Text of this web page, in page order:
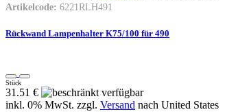
Artikelcode: 6221RLH491
Rückwand Lampenhalter K75/100 für 490
Stück
31.51 €
inkl. 0% MwSt. zzgl. Versand nach United States